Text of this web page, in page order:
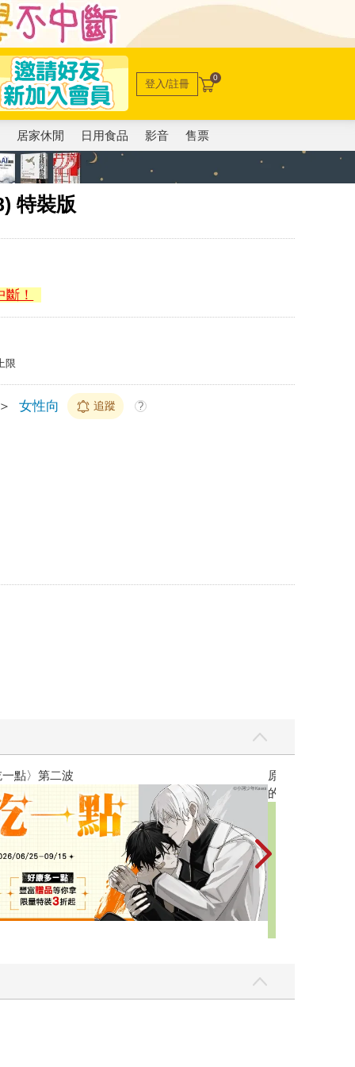
登入/註冊 0
居家休閒 日用食品 影音 售票
特裝版
！
限
女性向 追蹤 ?
版